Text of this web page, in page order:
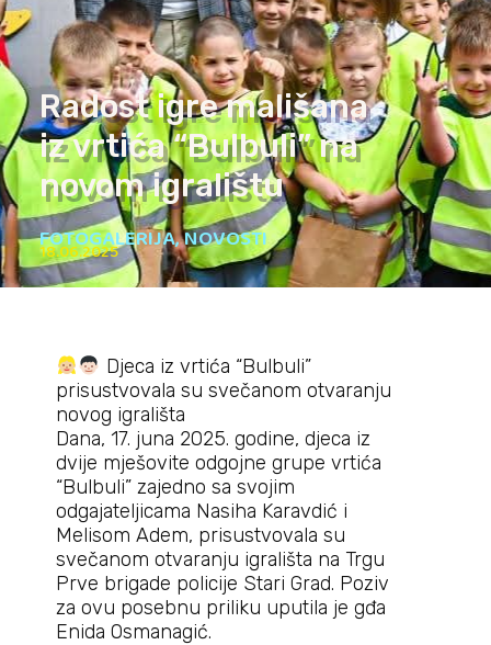
Radost igre mališana
iz vrtića “Bulbuli” na
novom igralištu
FOTOGALERIJA,NOVOSTI
18.06.2025
Djeca iz vrtića “Bulbuli”
prisustvovala su svečanom otvaranju
novog igrališta
Dana, 17. juna 2025. godine, djeca iz
dvije mješovite odgojne grupe vrtića
“Bulbuli” zajedno sa svojim
odgajateljicama Nasiha Karavdić i
Melisom Adem, prisustvovala su
svečanom otvaranju igrališta na Trgu
Prve brigade policije Stari Grad. Poziv
za ovu posebnu priliku uputila je gđa
Enida Osmanagić.